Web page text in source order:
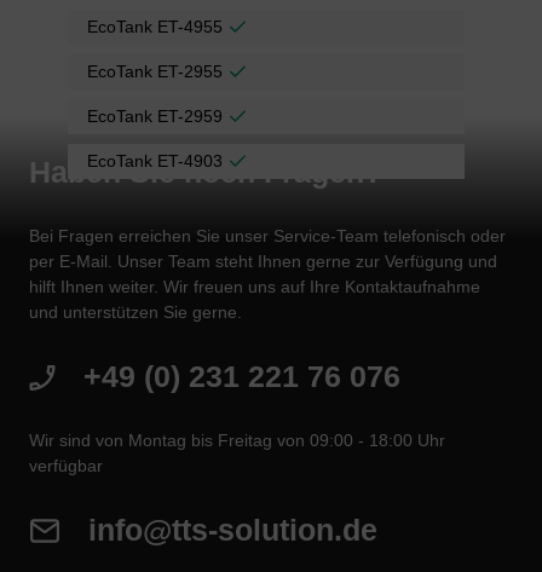
EcoTank ET-4955
EcoTank ET-2955
EcoTank ET-2959
EcoTank ET-4903
Haben Sie noch Fragen?
Bei Fragen erreichen Sie unser Service-Team telefonisch oder
per E-Mail. Unser Team steht Ihnen gerne zur Verfügung und
hilft Ihnen weiter. Wir freuen uns auf Ihre Kontaktaufnahme
und unterstützen Sie gerne.
+49 (0) 231 221 76 076
Wir sind von Montag bis Freitag von 09:00 - 18:00 Uhr
verfügbar
info@tts-solution.de